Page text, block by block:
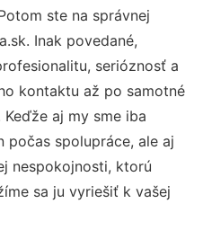
ste na správnej
Inak povedané,
serióznosť a
kontaktu až po samotné
aj my sme iba
počas spolupráce, ale aj
nespokojnosti, ktorú
sa ju vyriešiť k vašej